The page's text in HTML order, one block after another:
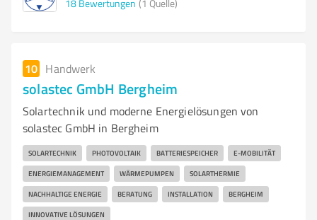
18 Bewertungen (1 Quelle)
10 Handwerk
solastec GmbH Bergheim
Solartechnik und moderne Energielösungen von
solastec GmbH in Bergheim
SOLARTECHNIK PHOTOVOLTAIK BATTERIESPEICHER E-MOBILITÄT
ENERGIEMANAGEMENT WÄRMEPUMPEN SOLARTHERMIE
NACHHALTIGE ENERGIE BERATUNG INSTALLATION BERGHEIM
INNOVATIVE LÖSUNGEN